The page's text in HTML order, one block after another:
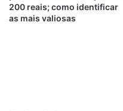
200 reais; como identificar
as mais valiosas